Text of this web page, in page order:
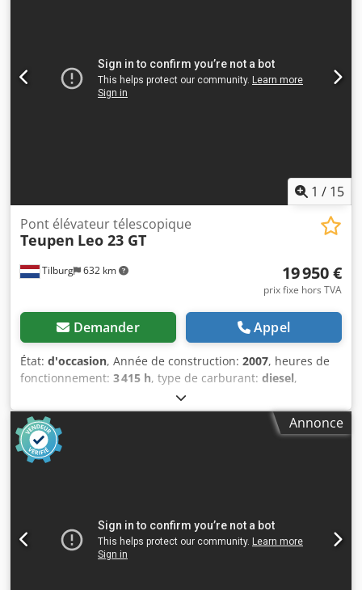
1 / 15
Tilburg 632 km
Pont élévateur télescopique
Teupen Leo 23 GT
19 950 €
prix fixe hors TVA
Demander Appel
État: d'occasion, Année de construction: 2007, heures de
fonctionnement: 3 415 h, type de carburant: diesel,
, PTAC : 3 040 kg Dimensions (L x l x h) :
620 x 98 x 197 cm Marque du moteur : Kubota Type de
mât : articulé Capacité de levage : 200 kg Codpezpw Diofx
Acmsha Hauteur de travail : 2 300 cm Marquage CE : oui
État technique : bon Plateforme élévatrice araignée
charge : 200 kg Certifié CE
Annonce